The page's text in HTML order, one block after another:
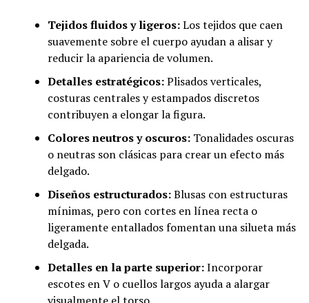
Tejidos fluidos y ligeros:Los tejidos que caen
suavemente sobre el cuerpo ayudan a alisar y
reducir la apariencia de volumen.
Detalles estratégicos:Plisados verticales,
costuras centrales y estampados discretos
contribuyen a elongar la figura.
Colores neutros y oscuros:Tonalidades oscuras
o neutras son clásicas para crear un efecto más
delgado.
Diseños estructurados:Blusas con estructuras
mínimas, pero con cortes en línea recta o
ligeramente entallados fomentan una silueta más
delgada.
Detalles en la parte superior:Incorporar
escotes en V o cuellos largos ayuda a alargar